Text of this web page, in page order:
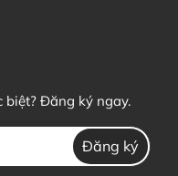
biệt? Đăng ký ngay.
Đăng ký